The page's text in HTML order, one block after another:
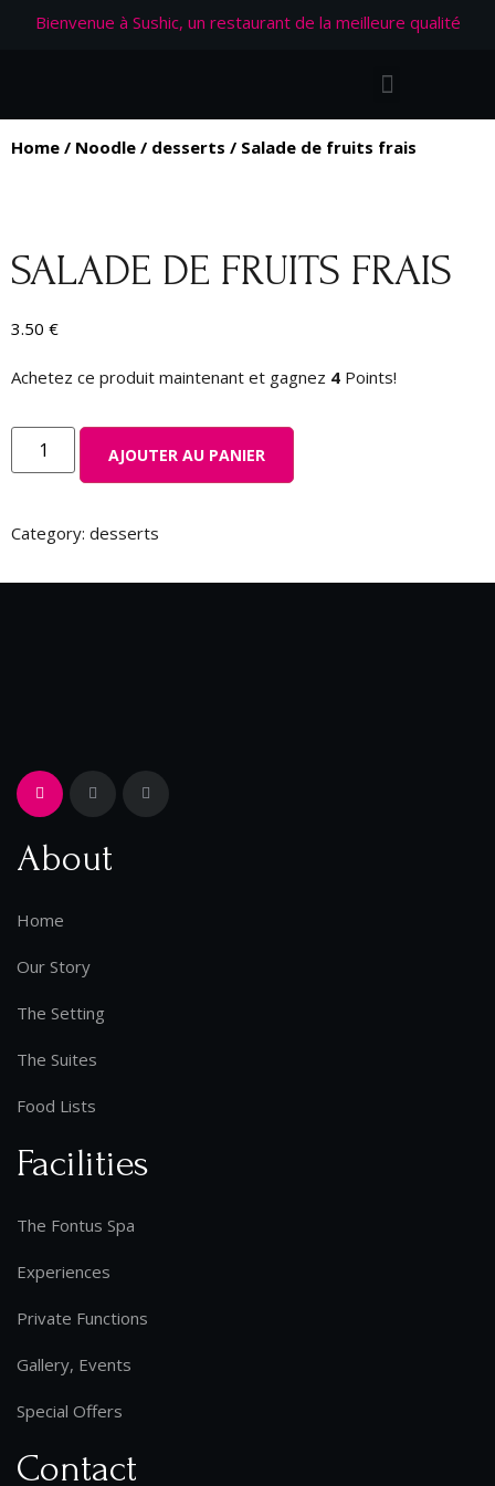
Bienvenue à Sushic, un restaurant de la meilleure qualité
Home / Noodle / desserts / Salade de fruits frais
SALADE DE FRUITS FRAIS
3.50 €
Achetez ce produit maintenant et gagnez 4 Points!
AJOUTER AU PANIER
Category: desserts
About
Home
Our Story
The Setting
The Suites
Food Lists
Facilities
The Fontus Spa
Experiences
Private Functions
Gallery, Events
Special Offers
Contact